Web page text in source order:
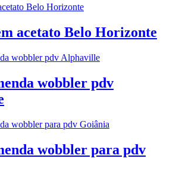
acetato Belo Horizonte
wobbler pdv
wobbler para pdv